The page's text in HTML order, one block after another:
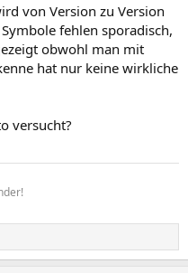
von Version zu Version
fehlen sporadisch,
obwohl man mit
hat nur keine wirkliche
versucht?